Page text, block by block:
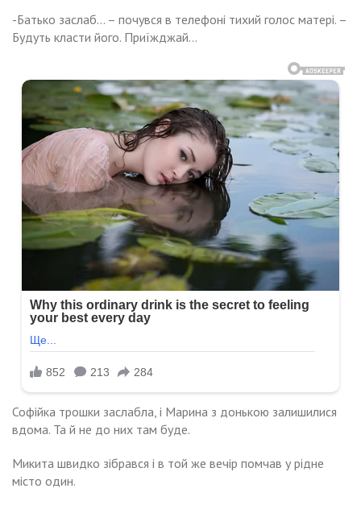
-Батько заслаб… – почувся в телефоні тихий голос матері. –
Будуть класти його. Приїжджай…
Софійка трошки заслабла, і Марина з донькою залишилися
вдома. Та й не до них там буде.
Микита швидко зібрався і в той же вечір помчав у рідне
місто один.